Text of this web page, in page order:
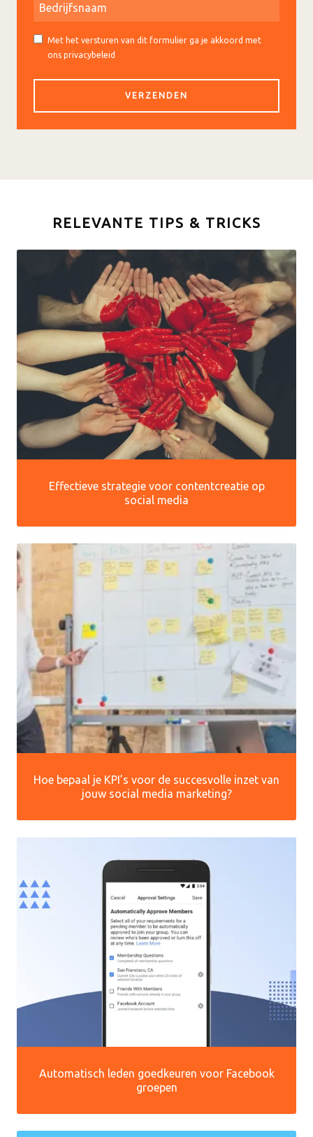
Met het versturen van dit formulier ga je akkoord met
ons privacybeleid
RELEVANTE TIPS & TRICKS
Effectieve strategie voor contentcreatie op
social media
Hoe bepaal je KPI’s voor de succesvolle inzet van
jouw social media marketing?
Automatisch leden goedkeuren voor Facebook
groepen